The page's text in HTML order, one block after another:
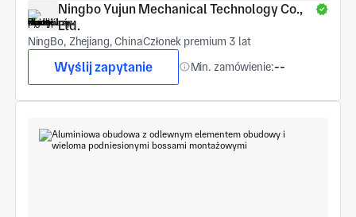
Ningbo Yujun Mechanical Technology Co.,
Ltd.
NingBo, Zhejiang, ChinaCzłonek premium 3 lat
Wyślij zapytanie Min. zamówienie:--